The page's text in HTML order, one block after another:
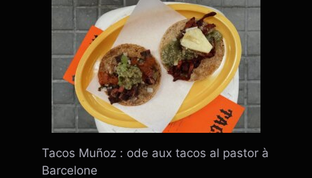
Tacos Muñoz : ode aux tacos al pastor à
Barcelone